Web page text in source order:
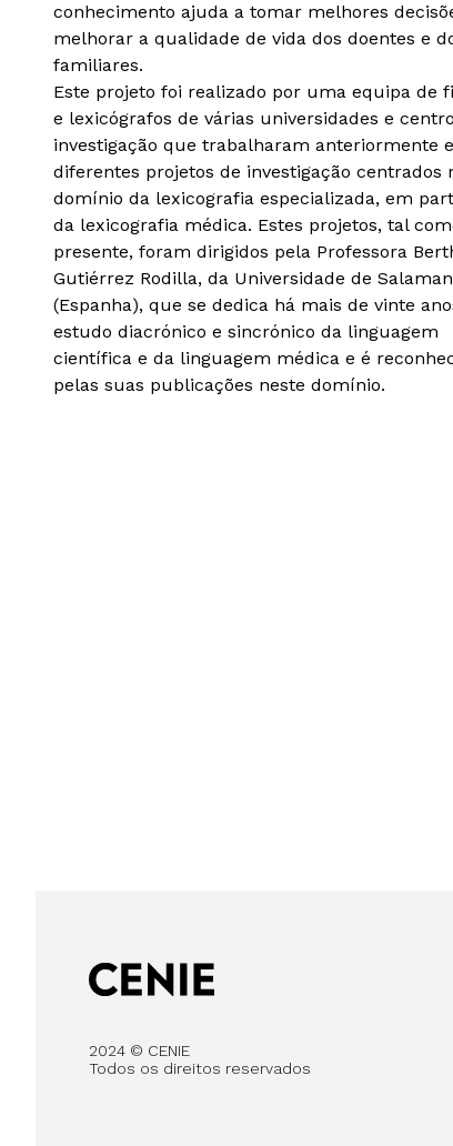
conhecimento ajuda a tomar melhores
melhorar a qualidade de vida dos doentes e
familiares.
Este projeto foi realizado por uma equipa de
e lexicógrafos de várias universidades e
investigação que trabalharam anteriormente
diferentes projetos de investigação centrados
domínio da lexicografia especializada, em
da lexicografia médica. Estes projetos, tal
presente, foram dirigidos pela Professora
Gutiérrez Rodilla, da Universidade de
(Espanha), que se dedica há mais de vinte
estudo diacrónico e sincrónico da linguagem
científica e da linguagem médica e é
pelas suas publicações neste domínio.
2024 © CENIE
Todos os direitos reservados